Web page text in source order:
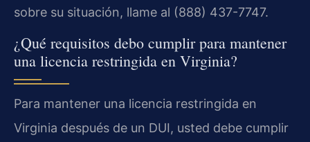
sobre su situación, llame al (888) 437-7747.
¿Qué requisitos debo cumplir para mantener
una licencia restringida en Virginia?
Para mantener una licencia restringida en
Virginia después de un DUI, usted debe cumplir